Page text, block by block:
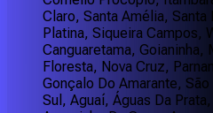
Claro, Santa Amélia, Santa
Platina, Siqueira Campos,
Canguaretama,
Floresta, Nova Cruz,
Gonçalo Do Amarante,
Sul, Aguaí, Águas Da